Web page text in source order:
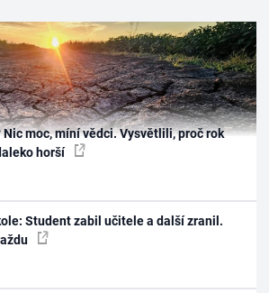
moc, míní vědci. Vysvětlili, proč rok
horší
Student zabil učitele a další zranil.